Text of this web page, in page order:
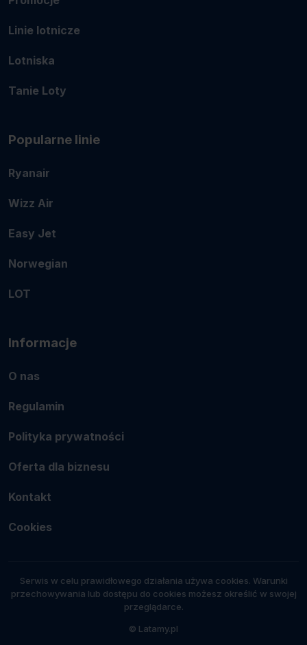
Linie lotnicze
Lotniska
Tanie Loty
Popularne linie
Ryanair
Wizz Air
Easy Jet
Norwegian
LOT
Informacje
O nas
Regulamin
Polityka prywatności
Oferta dla biznesu
Kontakt
Cookies
Serwis w celu prawidłowego działania używa cookies. Warunki
przechowywania lub dostępu do cookies możesz określić w swojej
przeglądarce.
© Latamy.pl